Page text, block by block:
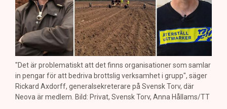
"Det är problematiskt att det finns organisationer som samlar
in pengar för att bedriva brottslig verksamhet i grupp", säger
Rickard Axdorff, generalsekreterare på Svensk Torv, där
Neova är medlem. Bild: Privat, Svensk Torv, Anna Hållams/TT